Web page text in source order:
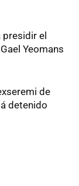
el
Yeomans
de
detenido